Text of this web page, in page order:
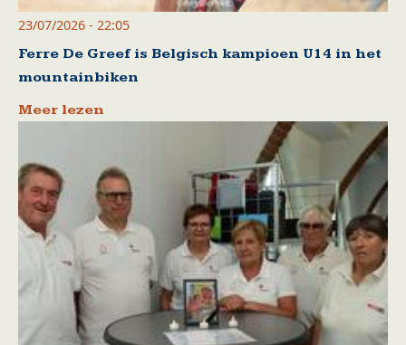
23/07/2026 - 22:05
Ferre De Greef is Belgisch kampioen U14 in het
mountainbiken
Meer lezen